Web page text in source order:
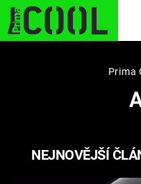
Prima
NEJNOVĚJŠÍ